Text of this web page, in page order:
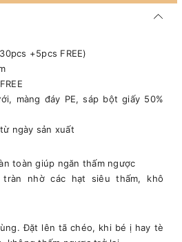
+5pcs FREE)
màng đáy PE, sáp bột giấy 50%
ngày sản xuất
toàn giúp ngăn thấm ngược
tràn nhờ các hạt siêu thấm, khô
Đặt lên tã chéo, khi bé ị hay tè